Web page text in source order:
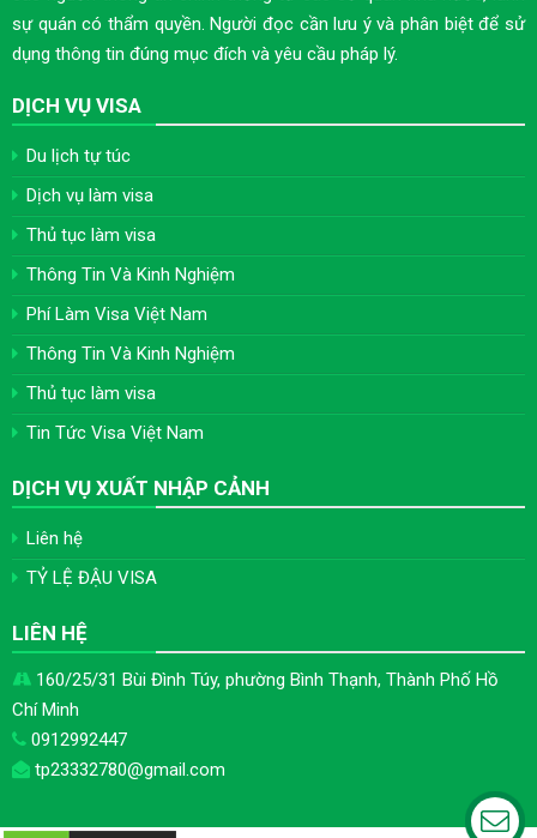
sự quán có thẩm quyền. Người đọc cần lưu ý và phân biệt để sử
dụng thông tin đúng mục đích và yêu cầu pháp lý.
DỊCH VỤ VISA
Du lịch tự túc
Dịch vụ làm visa
Thủ tục làm visa
Thông Tin Và Kinh Nghiệm
Phí Làm Visa Việt Nam
Thông Tin Và Kinh Nghiệm
Thủ tục làm visa
Tin Tức Visa Việt Nam
DỊCH VỤ XUẤT NHẬP CẢNH
Liên hệ
TỶ LỆ ĐẬU VISA
LIÊN HỆ
160/25/31 Bùi Đình Túy, phường Bình Thạnh, Thành Phố Hồ
Chí Minh
0912992447
tp23332780@gmail.com